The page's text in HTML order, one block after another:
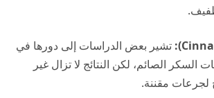
تشير بعض الدراسات إلى دورها في
السكر الصائم، لكن النتائج لا تزال غير
لجرعات مقننة.